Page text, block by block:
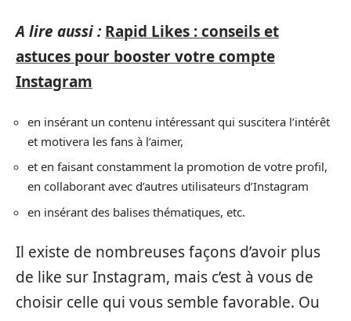
A lire aussi : Rapid Likes : conseils et
astuces pour booster votre compte
Instagram
en insérant un contenu intéressant qui suscitera l’intérêt
et motivera les fans à l’aimer,
et en faisant constamment la promotion de votre profil,
en collaborant avec d’autres utilisateurs d’Instagram
en insérant des balises thématiques, etc.
Il existe de nombreuses façons d’avoir plus
de like sur Instagram, mais c’est à vous de
choisir celle qui vous semble favorable. Ou